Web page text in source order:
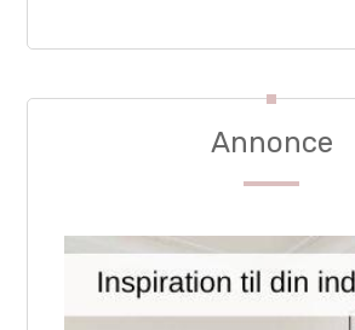
Annonce